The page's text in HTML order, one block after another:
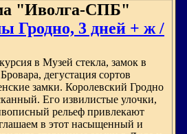
"Иволга-СПБ"
Гродно, 3 дней + ж /
в Музей стекла, замок в
дегустация сортов
замки. Королевский Гродно
Его извилистые улочки,
рельеф привлекают
в этот насыщенный и